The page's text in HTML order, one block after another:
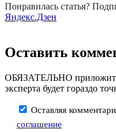
Понравилась статья?
Яндекс.Дзен
Оставить
ОБЯЗАТЕЛЬНО
эксперта будет гораздо
Оставляя
соглашение